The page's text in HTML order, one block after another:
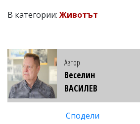
В категории:Животът
Автор
Веселин
ВАСИЛЕВ
Сподели